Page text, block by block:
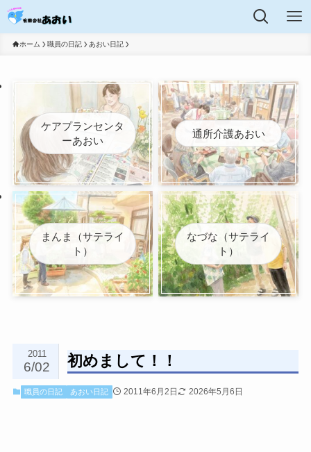
ホーム 職員の日記 あおい日記
ケアプランセンタ
ーあおい
通所介護あおい
まんま（サテライ
ト）
なづな（サテライ
ト）
初めまして！！
2011
6/02
職員の日記 あおい日記 2011年6月2日 2026年5月6日